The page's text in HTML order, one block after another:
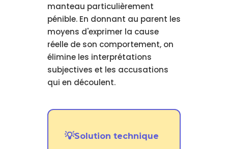
manteau particulièrement
pénible. En donnant au parent les
moyens d'exprimer la cause
réelle de son comportement, on
élimine les interprétations
subjectives et les accusations
qui en découlent.
Solution technique